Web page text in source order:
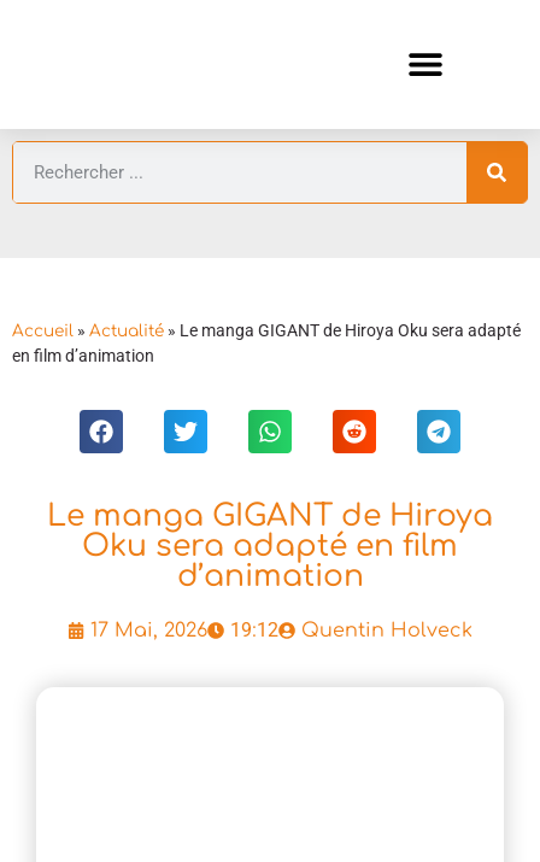
Accueil » Actualité » Le manga GIGANT de Hiroya Oku sera adapté
en film d’animation
Le manga GIGANT de Hiroya
Oku sera adapté en film
d’animation
17 Mai, 2026 19:12 Quentin Holveck